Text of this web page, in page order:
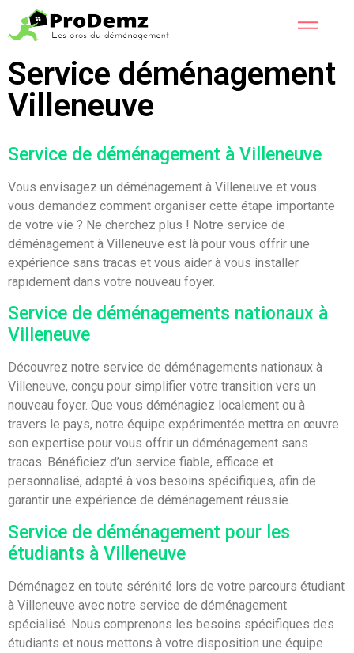
Service déménagement
Villeneuve
Service de déménagement à Villeneuve
Vous envisagez un déménagement à Villeneuve et vous
vous demandez comment organiser cette étape importante
de votre vie ? Ne cherchez plus ! Notre service de
déménagement à Villeneuve est là pour vous offrir une
expérience sans tracas et vous aider à vous installer
rapidement dans votre nouveau foyer.
Service de déménagements nationaux à
Villeneuve
Découvrez notre service de déménagements nationaux à
Villeneuve, conçu pour simplifier votre transition vers un
nouveau foyer. Que vous déménagiez localement ou à
travers le pays, notre équipe expérimentée mettra en œuvre
son expertise pour vous offrir un déménagement sans
tracas. Bénéficiez d’un service fiable, efficace et
personnalisé, adapté à vos besoins spécifiques, afin de
garantir une expérience de déménagement réussie.
Service de déménagement pour les
étudiants à Villeneuve
Déménagez en toute sérénité lors de votre parcours étudiant
à Villeneuve avec notre service de déménagement
spécialisé. Nous comprenons les besoins spécifiques des
étudiants et nous mettons à votre disposition une équipe